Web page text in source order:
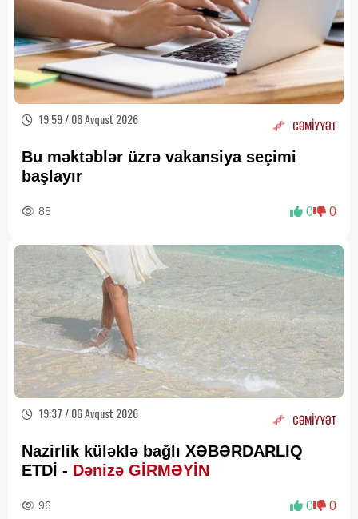
19:59 / 06 Avqust 2026 CƏMİYYƏT
Bu məktəblər üzrə vakansiya seçimi
başlayır
85 0 0
19:37 / 06 Avqust 2026 CƏMİYYƏT
Nazirlik küləklə bağlı XƏBƏRDARLIQ
ETDİ - Dənizə GİRMƏYİN
96 0 0